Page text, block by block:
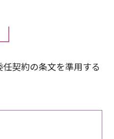
契約の条文を準用する